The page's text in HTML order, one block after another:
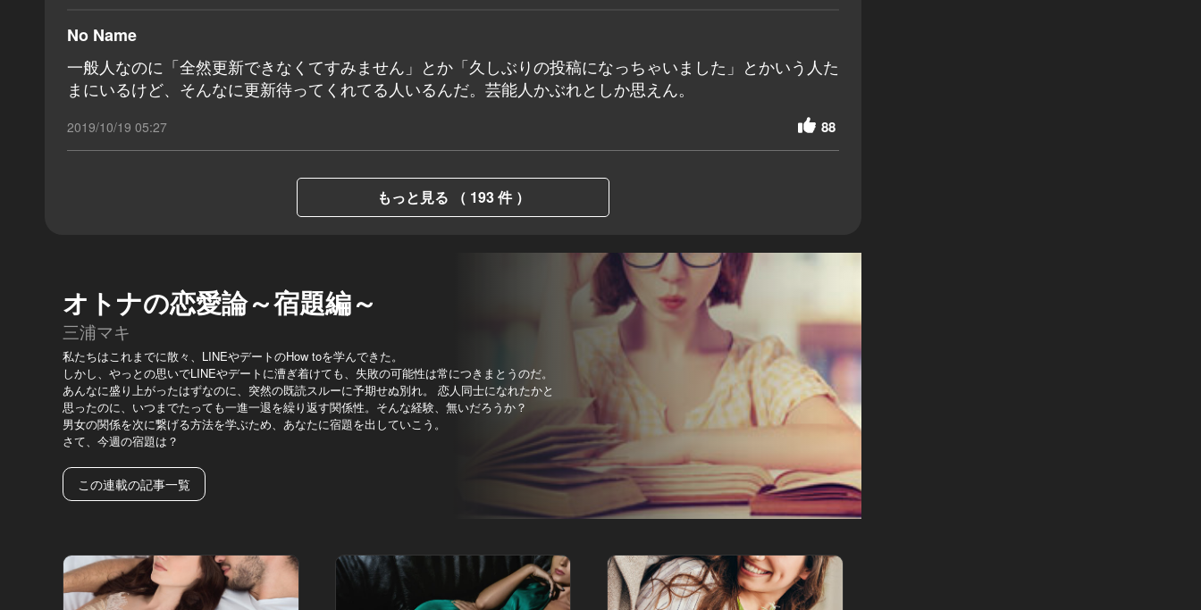
No Name
一般人なのに「全然更新できなくてすみません」とか「久しぶりの投稿になっちゃいました」とかいう人た
まにいるけど、そんなに更新待ってくれてる人いるんだ。芸能人かぶれとしか思えん。
2019/10/19 05:27 88
もっと見る （ 193 件 ）
オトナの恋愛論～宿題編～
三浦マキ
私たちはこれまでに散々、LINEやデートのHow toを学んできた。
しかし、やっとの思いでLINEやデートに漕ぎ着けても、失敗の可能性は常につきまとうのだ。
あんなに盛り上がったはずなのに、突然の既読スルーに予期せぬ別れ。 恋人同士になれたかと
思ったのに、いつまでたっても一進一退を繰り返す関係性。そんな経験、無いだろうか？
男女の関係を次に繋げる方法を学ぶため、あなたに宿題を出していこう。
さて、今週の宿題は？
この連載の記事一覧